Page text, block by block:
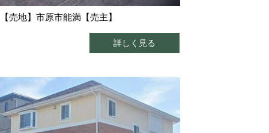
【売地】市原市能満【売主】
詳しく見る